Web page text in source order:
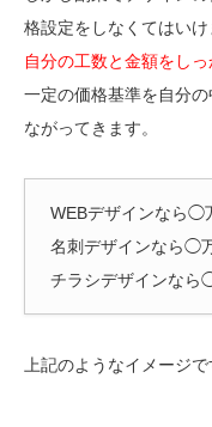
格設定をしなくてはいけ
自分の工数と金額をし
一定の価格基準を自分
ながってきます。
WEBデザインなら◯
名刺デザインなら◯
チラシデザインなら
上記のようなイメージで